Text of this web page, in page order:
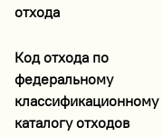
отхода
Код отхода по
федеральному
классификационному
каталогу отходов